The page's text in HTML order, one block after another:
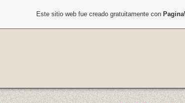
Este sitio web fue creado gratuitamente con